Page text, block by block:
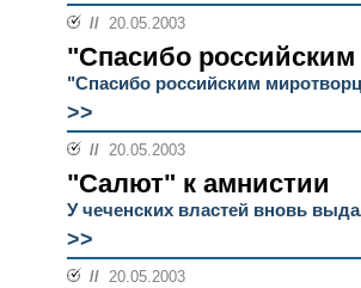
// 20.05.2003
"Спасибо
"Спасибо российским
>>
// 20.05.2003
"Салют" к амнистии
У чеченских властей вновь
>>
// 20.05.2003